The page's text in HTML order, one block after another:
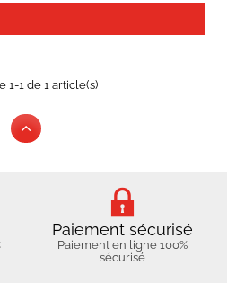
1-1 de 1 article(s)
Paiement sécurisé
Paiement en ligne 100%
sécurisé